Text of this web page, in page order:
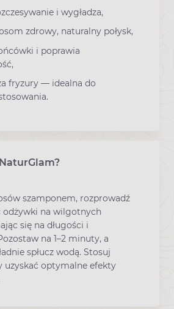
i wygładza,
zdrowy, naturalny połysk,
i poprawia
fryzury — idealna do
szamponem, rozprowadź
odżywki na wilgotnych
się na długości i
na 1–2 minuty, a
spłucz wodą. Stosuj
uzyskać optymalne efekty